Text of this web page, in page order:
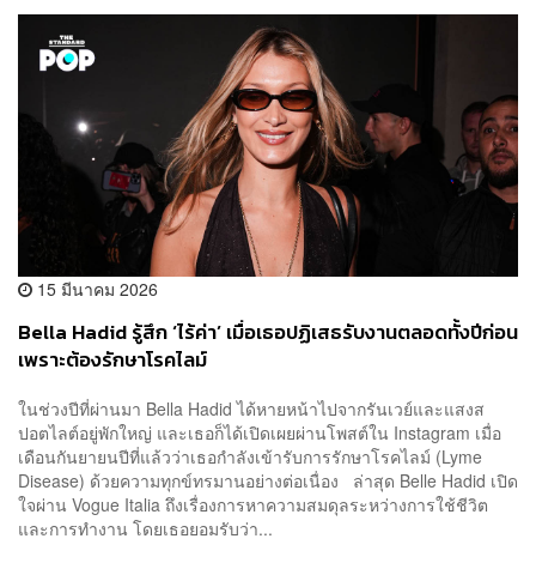
15 มีนาคม 2026
Bella Hadid รู้สึก ‘ไร้ค่า’ เมื่อเธอปฏิเสธรับงานตลอดทั้งปีก่อน
เพราะต้องรักษาโรคไลม์
ในช่วงปีที่ผ่านมา Bella Hadid ได้หายหน้าไปจากรันเวย์และแสงส
ปอตไลต์อยู่พักใหญ่ และเธอก็ได้เปิดเผยผ่านโพสต์ใน Instagram เมื่อ
เดือนกันยายนปีที่แล้วว่าเธอกำลังเข้ารับการรักษาโรคไลม์ (Lyme
Disease) ด้วยความทุกข์ทรมานอย่างต่อเนื่อง ล่าสุด Belle Hadid เปิด
ใจผ่าน Vogue Italia ถึงเรื่องการหาความสมดุลระหว่างการใช้ชีวิต
และการทำงาน โดยเธอยอมรับว่า...